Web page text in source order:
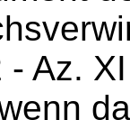
- Az.